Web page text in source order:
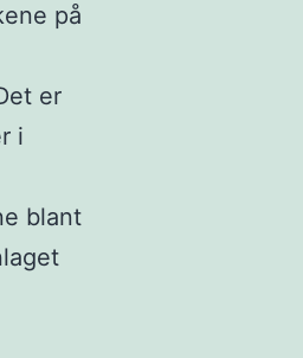
på
er
i
blant